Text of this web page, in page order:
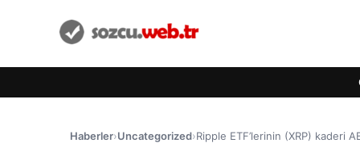
Haberler›Uncategorized›Ripple ETF’lerinin (XRP) kaderi